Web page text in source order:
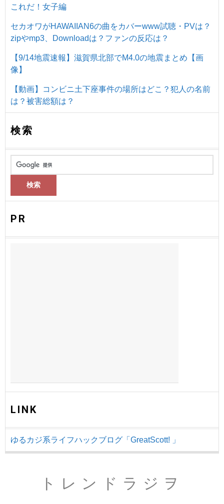
これだ！女子編
セカオワがHAWAIIAN6の曲をカバーwww試聴・PVは？
zipやmp3、Downloadは？ファンの反応は？
【9/14地震速報】滋賀県北部でM4.0の地震まとめ【画
像】
【動画】コンビニ土下座事件の場所はどこ？犯人の名前
は？被害総額は？
検索
PR
LINK
ゆるカジ系ライフハックブログ「GreatScott! 」
トレンドラジヲ